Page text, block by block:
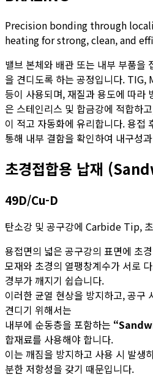
Precision bonding through
heating for strong, clean, and
밸브 본체와 배관 또는 내부 부품을
을 견디도록 하는 공정입니다. TIG,
등이 사용되며, 재질과 용도에 따라
은 스테인리스 및 합금강에 적합하
이 적고 자동화에 유리합니다. 용접
통해 내부 결함을 확인하여 내구성
초경접합용 납재
49D/Cu-D
탄소강 및 공구강에 Carbide Tip,
용접면의 넓은 공구강의 표면에 초
모재와 초경의 열팽창계수가 서로
경부가 깨지기 쉽습니다.
이러한 균열 현상을 방지하고, 공구
견디기 위해서는
내부에 순동층을 포함하는
합재료를 사용해야 합니다.
이는 깨짐을 방지하고 사용 시 발생
분한 저항성을 갖기 때문입니다.